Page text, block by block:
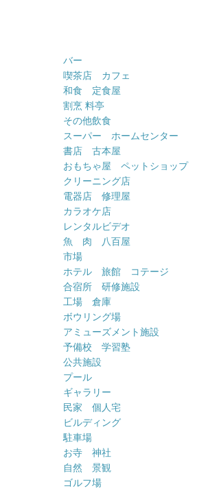
バー
喫茶店 カフェ
和食 定食屋
割烹 料亭
その他飲食
スーパー ホームセンター
書店 古本屋
おもちゃ屋 ペットショップ
クリーニング店
電器店 修理屋
カラオケ店
レンタルビデオ
魚 肉 八百屋
市場
ホテル 旅館 コテージ
合宿所 研修施設
工場 倉庫
ボウリング場
アミューズメント施設
予備校 学習塾
公共施設
プール
ギャラリー
民家 個人宅
ビルディング
駐車場
お寺 神社
自然 景観
ゴルフ場